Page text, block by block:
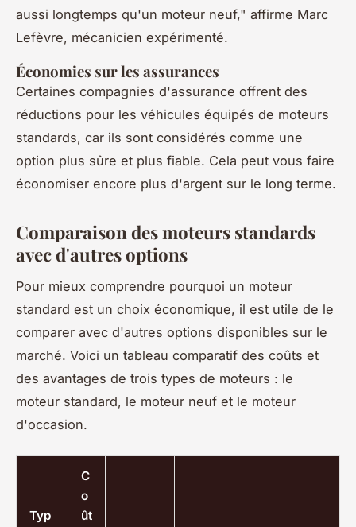
aussi longtemps qu'un moteur neuf," affirme Marc
Lefèvre, mécanicien expérimenté.
Économies sur les assurances
Certaines compagnies d'assurance offrent des
réductions pour les véhicules équipés de moteurs
standards, car ils sont considérés comme une
option plus sûre et plus fiable. Cela peut vous faire
économiser encore plus d'argent sur le long terme.
Comparaison des moteurs standards
avec d'autres options
Pour mieux comprendre pourquoi un moteur
standard est un choix économique, il est utile de le
comparer avec d'autres options disponibles sur le
marché. Voici un tableau comparatif des coûts et
des avantages de trois types de moteurs : le
moteur standard, le moteur neuf et le moteur
d'occasion.
Typ
C
o
ût